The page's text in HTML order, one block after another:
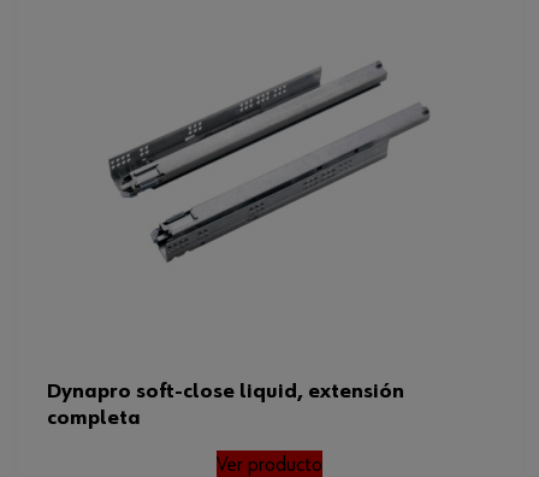
Dynapro soft-close liquid, extensión
completa
Ver producto